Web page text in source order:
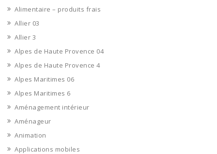
Alimentaire – produits frais
Allier 03
Allier 3
Alpes de Haute Provence 04
Alpes de Haute Provence 4
Alpes Maritimes 06
Alpes Maritimes 6
Aménagement intérieur
Aménageur
Animation
Applications mobiles